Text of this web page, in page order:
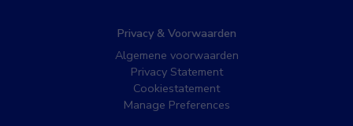
Privacy & Voorwaarden
Algemene voorwaarden
Privacy Statement
Cookiestatement
Manage Preferences